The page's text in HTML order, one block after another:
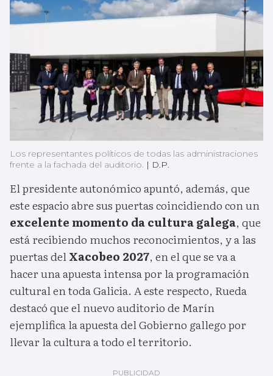
Los representantes políticos de todas las administraciones
frente a la fachada del auditorio. | D.P.
El presidente autonómico apuntó, además, que
este espacio abre sus puertas coincidiendo con un
excelente momento da cultura galega, que
está recibiendo muchos reconocimientos, y a las
puertas delXacobeo 2027, en el que se va a
hacer una apuesta intensa por la programación
cultural en toda Galicia. A este respecto, Rueda
destacó que el nuevo auditorio de Marín
ejemplifica la apuesta del Gobierno gallego por
llevar la cultura a todo el territorio.